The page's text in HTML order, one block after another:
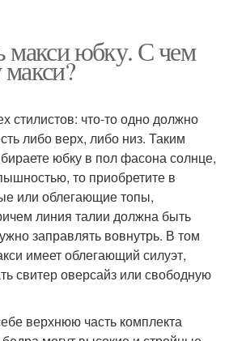
макси юбку. С чем
стилистов: что-то одно должно
либо верх, либо низ. Таким
юбку в пол фасона солнце,
то приобретите в
или облегающие топы,
линия талии должна быть
заправлять вовнутрь. В том
имеет облегающий силуэт,
свитер оверсайз или свободную
верхнюю часть комплекта